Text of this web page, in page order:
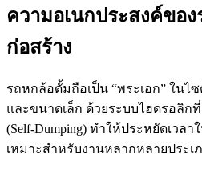
ความอเนกประสงค์ขอ
ก่อสร้าง
รถหกล้อดั้มถือเป็น “พระเอก” ในไ
และขนาดเล็ก ด้วยระบบไฮดรอลิก
(Self-Dumping) ทำให้ประหยัดเวล
เหมาะสำหรับงานหลากหลายประเ